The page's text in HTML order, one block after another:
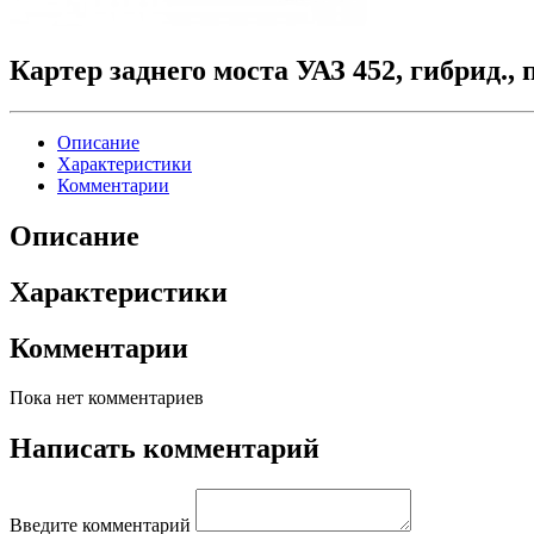
Картер заднего моста УАЗ 452, гибрид.,
Описание
Характеристики
Комментарии
Описание
Характеристики
Комментарии
Пока нет комментариев
Написать комментарий
Введите комментарий